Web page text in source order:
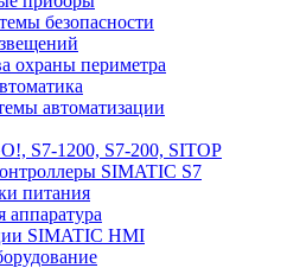
безопасности
охраны периметра
автоматизации
S7-1200, S7-200, SITOP
SIMATIC S7
питания
SIMATIC HMI